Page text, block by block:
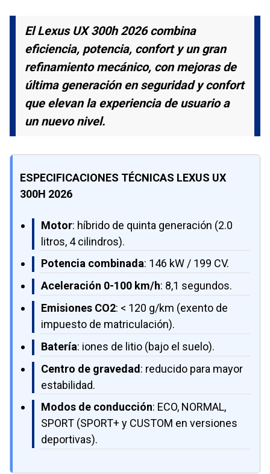
El Lexus UX 300h 2026 combina
eficiencia, potencia, confort y un gran
refinamiento mecánico, con mejoras de
última generación en seguridad y confort
que elevan la experiencia de usuario a
un nuevo nivel.
ESPECIFICACIONES TÉCNICAS LEXUS UX
300H 2026
Motor: híbrido de quinta generación (2.0
litros, 4 cilindros).
Potencia combinada: 146 kW / 199 CV.
Aceleración 0-100 km/h: 8,1 segundos.
Emisiones CO2: < 120 g/km (exento de
impuesto de matriculación).
Batería: iones de litio (bajo el suelo).
Centro de gravedad: reducido para mayor
estabilidad.
Modos de conducción: ECO, NORMAL,
SPORT (SPORT+ y CUSTOM en versiones
deportivas).